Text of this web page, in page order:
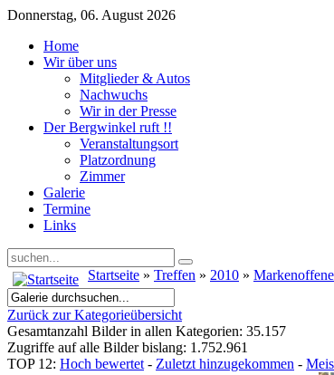
Donnerstag, 06. August 2026
Home
Wir über uns
Mitglieder & Autos
Nachwuchs
Wir in der Presse
Der Bergwinkel ruft !!
Veranstaltungsort
Platzordnung
Zimmer
Galerie
Termine
Links
Startseite » Treffen » 2010 »
Zurück zur Kategorieübersicht
Gesamtanzahl Bilder in allen Kategorien: 35.157
Zugriffe auf alle Bilder bislang: 1.752.961
TOP 12: Hoch bewertet - Zuletzt hinzugekommen -